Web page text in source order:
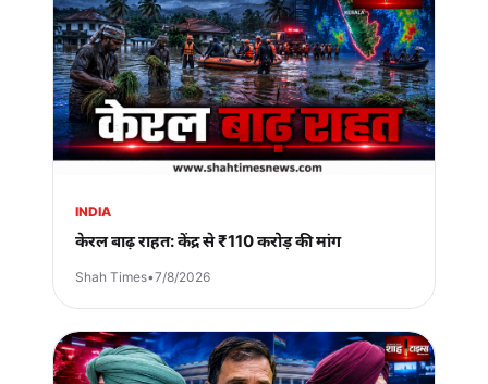
INDIA
केरल बाढ़ राहत: केंद्र से ₹110 करोड़ की मांग
Shah Times•7/8/2026